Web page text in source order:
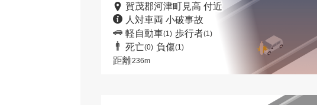
賀茂郡河津町見高 付近
人対車両 小破事故
軽自動車(1) 歩行者(1)
死亡(0) 負傷(1)
距離236m